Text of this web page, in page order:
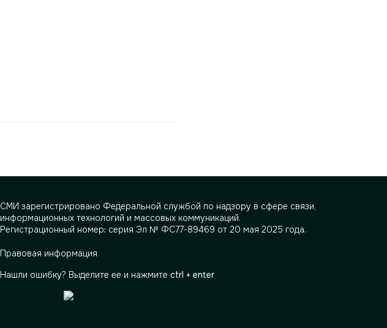
СМИ зарегистрировано Федеральной службой по надзору в сфере связи,
информационных технологий и массовых коммуникаций.
Регистрационный номер: серия Эл № ФС77-89469 от 20 мая 2025 года.
Правовая информация
Нашли ошибку? Выделите ее и нажмите ctrl + enter